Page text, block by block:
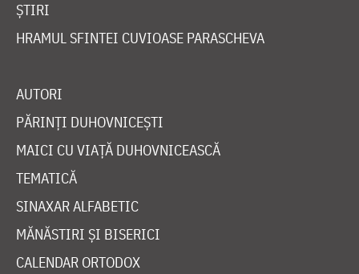
ȘTIRI
HRAMUL SFINTEI CUVIOASE PARASCHEVA
AUTORI
PĂRINȚI DUHOVNICEȘTI
MAICI CU VIAȚĂ DUHOVNICEASCĂ
TEMATICĂ
SINAXAR ALFABETIC
MĂNĂSTIRI ȘI BISERICI
CALENDAR ORTODOX